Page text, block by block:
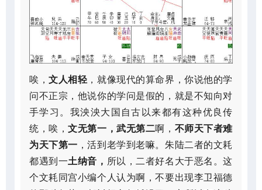
唉，文人相轻 ，就像现代的算命界，你说他的学
问不正宗，他说你的学问是假的，就是不知向对
手学习。我泱泱大国自古以来都有这种优良传
统，唉，文无第一，武无第二啊， 不师天下者难
为天下第一 ，活到老学到老嘛。朱陆二者的文耗
都遇到一土纳音， 所以，二者好名大于恶名。这
个文耗同宫小编个人认为啊，不要出现李卫福德